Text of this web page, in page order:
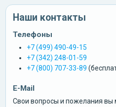
Наши контакты
Телефоны
+7 (499) 490-49-15
+7 (342) 248-01-59
+7 (800) 707-33-89
E-Mail
Свои вопросы и пожелания вы